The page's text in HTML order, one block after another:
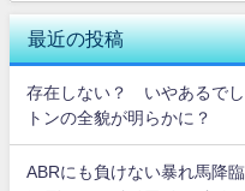
最近の投稿
存在しない？ いやあるで
トンの全貌が明らかに？
ABRにも負けない暴れ馬降